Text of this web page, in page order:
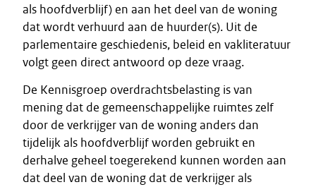
als hoofdverblijf) en aan het deel van de woning
dat wordt verhuurd aan de huurder(s). Uit de
parlementaire geschiedenis, beleid en vakliteratuur
volgt geen direct antwoord op deze vraag.
De Kennisgroep overdrachtsbelasting is van
mening dat de gemeenschappelijke ruimtes zelf
door de verkrijger van de woning anders dan
tijdelijk als hoofdverblijf worden gebruikt en
derhalve geheel toegerekend kunnen worden aan
dat deel van de woning dat de verkrijger als